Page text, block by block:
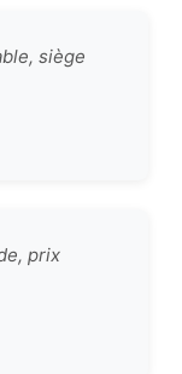
siège
prix